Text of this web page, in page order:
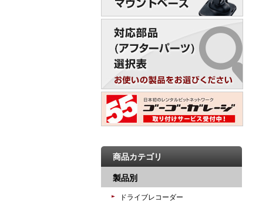
商品カテゴリ
製品別
ドライブレコーダー